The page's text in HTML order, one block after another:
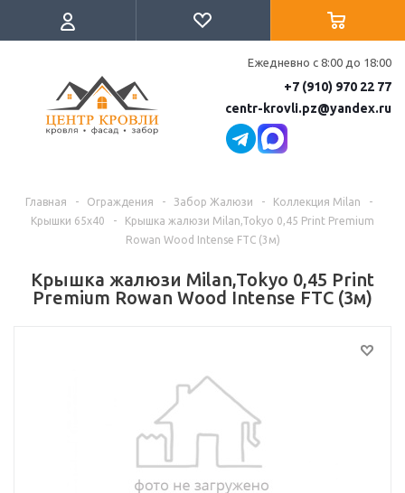
Ежедневно с 8:00 до 18:00
+7 (910) 970 22 77
centr-krovli.pz@yandex.ru
Главная - Ограждения - Забор Жалюзи - Коллекция Milan
-
Крышки 65х40
-
Крышка жалюзи Milan,Tokyo 0,45 Print Premium
Rowan Wood Intense FTC (3м)
Крышка жалюзи Milan,Tokyo 0,45 Print
Premium Rowan Wood Intense FTC (3м)